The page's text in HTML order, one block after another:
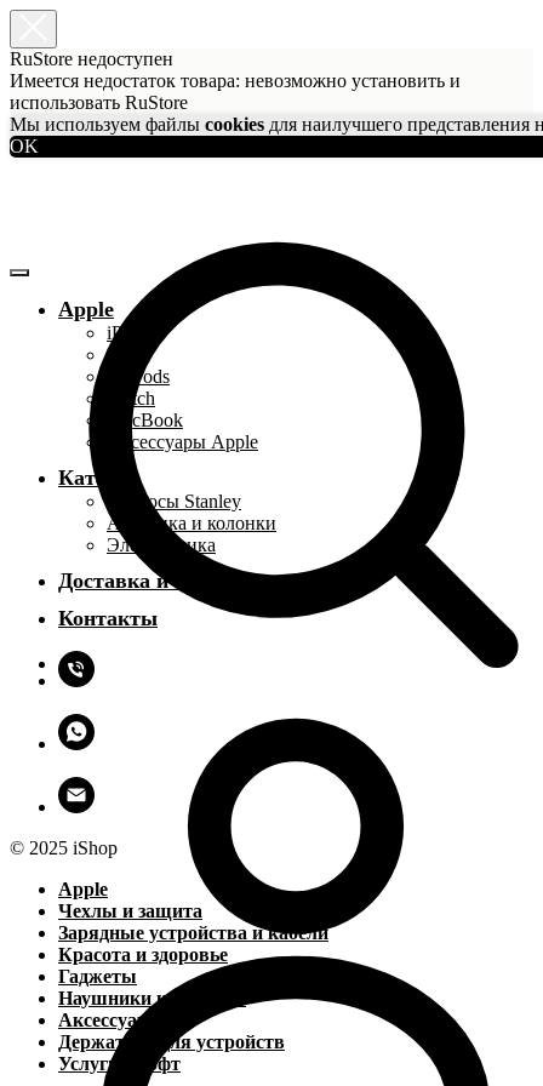
RuStore недоступен
Имеется недостаток товара: невозможно установить и
использовать RuStore
Мы используем файлы cookies для наилучшего представления
OK
Apple
iPhone
iPad
AirPods
Watch
MacBook
Аксессуары Apple
Каталог
Термосы Stanley
Акустика и колонки
Электроника
Доставка и оплата
Контакты
© 2025 iShop
Apple
Чехлы и защита
Зарядные устройства и кабели
Красота и здоровье
Гаджеты
Наушники и колонки
Аксессуары
Держатели для устройств
Услуги и софт